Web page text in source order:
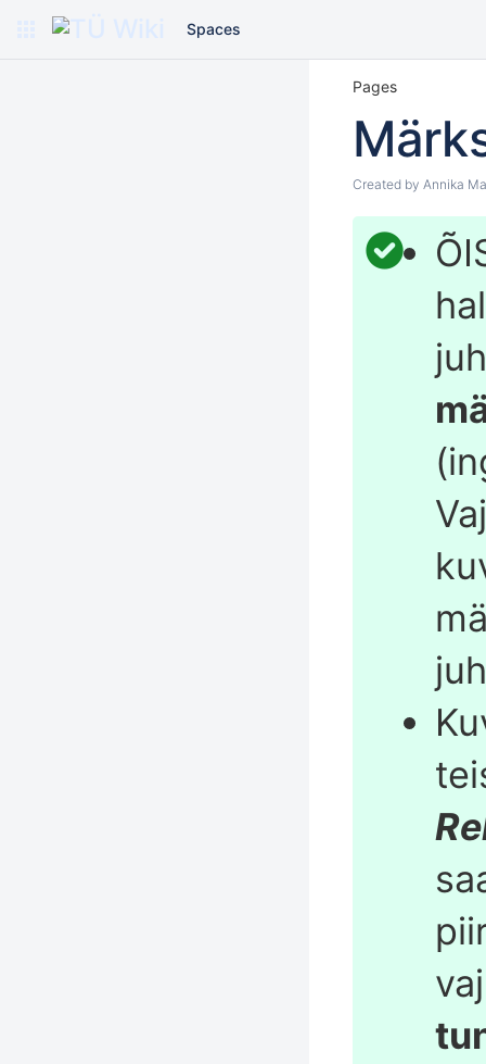
Spaces
Pages
Created by Annika